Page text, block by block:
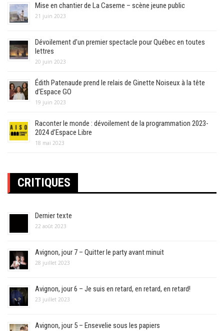
Mise en chantier de La Caserne – scène jeune public
21 juin 2023
Dévoilement d’un premier spectacle pour Québec en toutes
lettres
20 juin 2023
Édith Patenaude prend le relais de Ginette Noiseux à la tête
d’Espace GO
19 juin 2023
Raconter le monde : dévoilement de la programmation 2023-
2024 d’Espace Libre
18 mai 2023
CRITIQUES
Dernier texte
22 août 2023
Avignon, jour 7 – Quitter le party avant minuit
28 juillet 2023
Avignon, jour 6 – Je suis en retard, en retard, en retard!
23 juillet 2023
Avignon, jour 5 – Ensevelie sous les papiers